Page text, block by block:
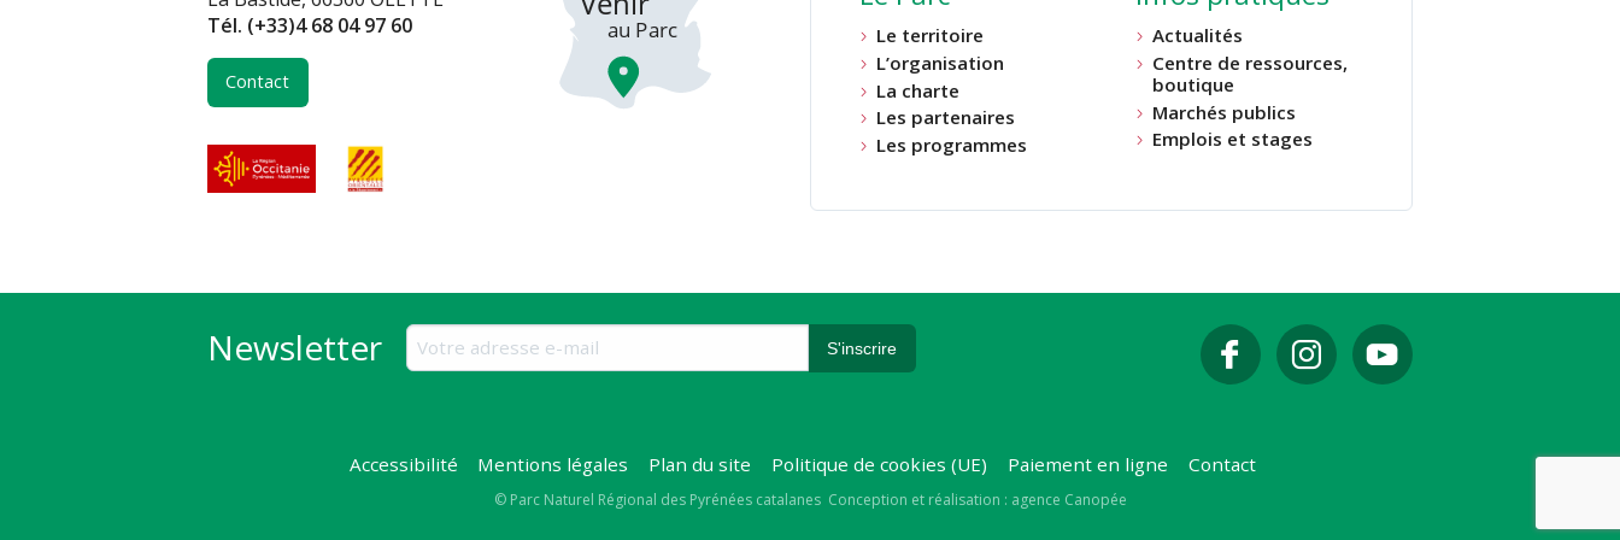
Tél. (+33)4 68 04 97 60
Contact
Le territoire
L’organisation
La charte
Les partenaires
Les programmes
Actualités
Centre de ressources,
boutique
Marchés publics
Emplois et stages
Newsletter
Accessibilité Mentions légales Plan du site Politique de cookies (UE) Paiement en ligne Contact
Copyright
© Parc Naturel Régional des Pyrénées catalanes Conception et réalisation : agence Canopée